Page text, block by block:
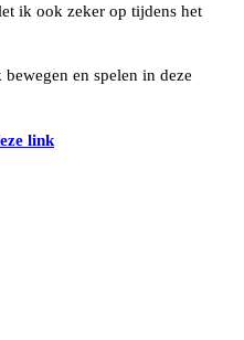
ik ook zeker op tijdens het
en spelen in deze
link